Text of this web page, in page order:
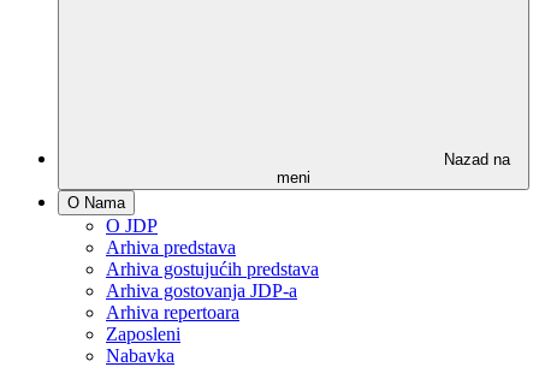
Nazad na
meni
O Nama
O JDP
Arhiva predstava
Arhiva gostujućih predstava
Arhiva gostovanja JDP-a
Arhiva repertoara
Zaposleni
Nabavka